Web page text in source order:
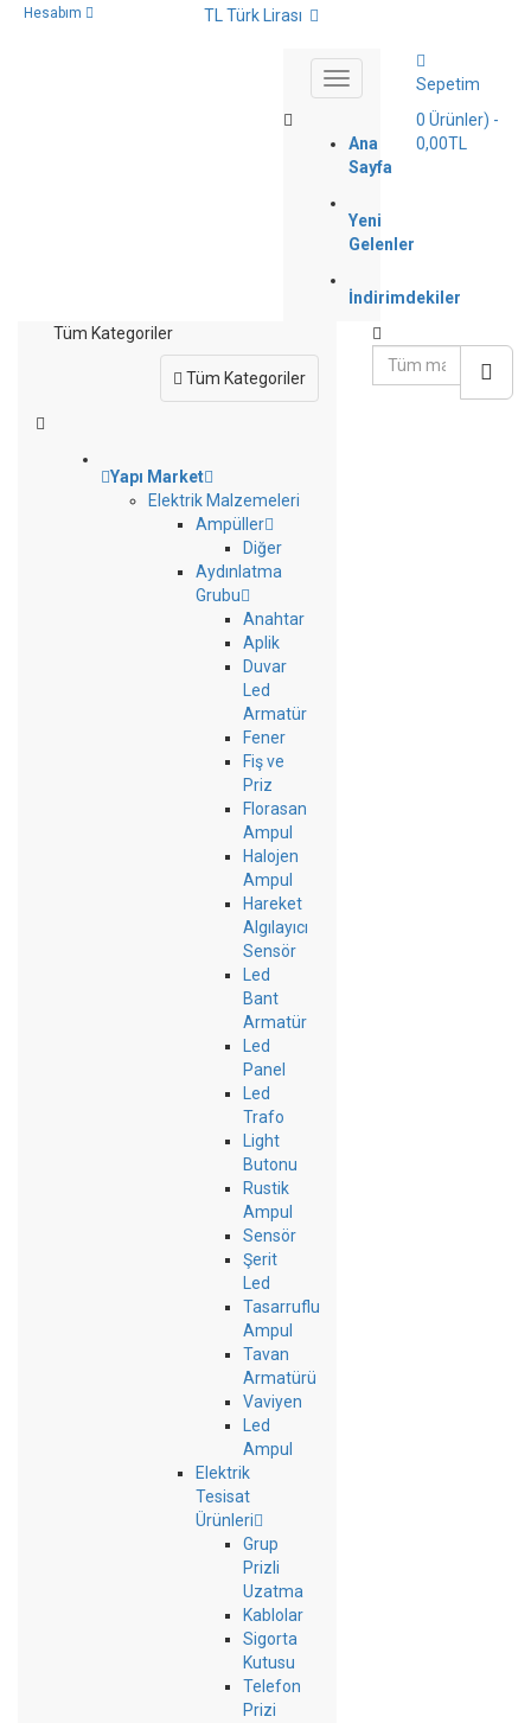
Hesabım
Ana
Sayfa
Yeni
Gelenler
İndirimdekiler
Sepetim
0 Ürünler) -
0,00TL
Tüm Kategoriler
Tüm Kategoriler
Yapı Market
Elektrik Malzemeleri
Ampüller
Diğer
Aydınlatma
Grubu
Anahtar
Aplik
Duvar
Led
Armatür
Fener
Fiş ve
Priz
Florasan
Ampul
Halojen
Ampul
Hareket
Algılayıcı
Sensör
Led
Bant
Armatür
Led
Panel
Led
Trafo
Light
Butonu
Rustik
Ampul
Sensör
Şerit
Led
Tasarruflu
Ampul
Tavan
Armatürü
Vaviyen
Led
Ampul
Elektrik
Tesisat
Ürünleri
Grup
Prizli
Uzatma
Kablolar
Sigorta
Kutusu
Telefon
Prizi